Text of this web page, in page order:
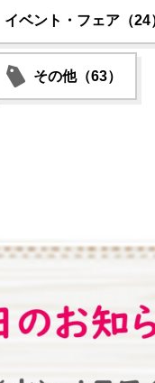
イベント・フェア（24
その他（63）